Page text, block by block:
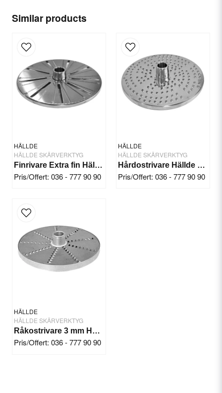
Similar products
HÄLLDE
HÄLLDE SKÄRVERKTYG
Finrivare Extra fin Hällde RG-300i/350/400
Pris/Offert: 036 - 777 90 90
HÄLLDE
HÄLLDE SKÄRVERKTYG
Hårdostrivare Hällde RG-7/200/250
Pris/Offert: 036 - 777 90 90
HÄLLDE
HÄLLDE SKÄRVERKTYG
Råkostrivare 3 mm Hällde RG-7-200-250
Pris/Offert: 036 - 777 90 90
Name
email
Email
Yes, you can publish my question.